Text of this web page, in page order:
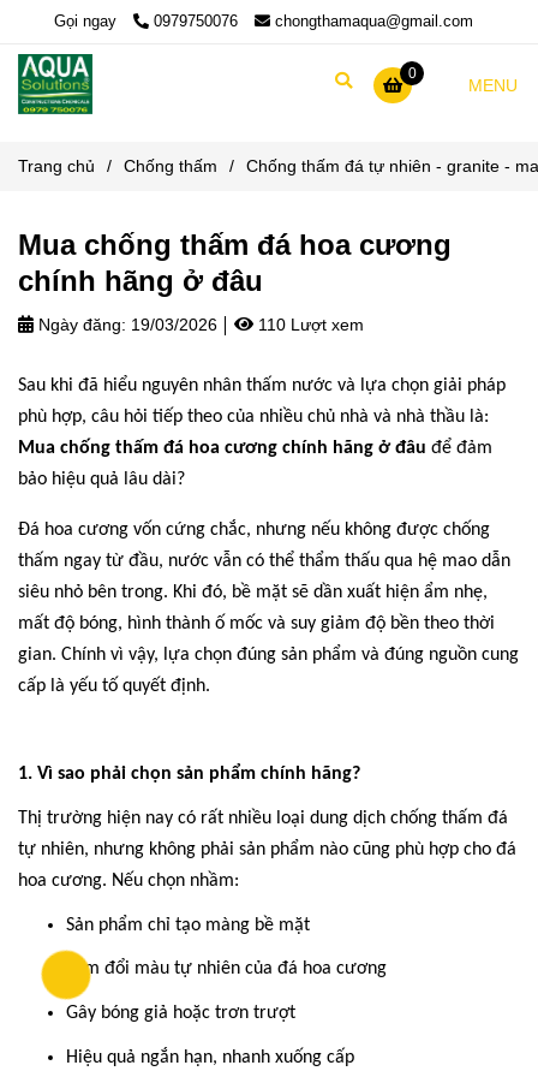
Gọi ngay 0979750076 chongthamaqua@gmail.com
0
MENU
Trang chủ / Chống thấm / Chống thấm đá tự nhiên - granite -
Mua chống thấm đá hoa cương
chính hãng ở đâu
Ngày đăng: 19/03/2026 110 Lượt xem
Sau khi đã hiểu nguyên nhân thấm nước và lựa chọn giải pháp
phù hợp, câu hỏi tiếp theo của nhiều chủ nhà và nhà thầu là:
Mua chống thấm đá hoa cương chính hãng ở đâu để đảm
bảo hiệu quả lâu dài?
Đá hoa cương vốn cứng chắc, nhưng nếu không được chống
thấm ngay từ đầu, nước vẫn có thể thẩm thấu qua hệ mao dẫn
siêu nhỏ bên trong. Khi đó, bề mặt sẽ dần xuất hiện ẩm nhẹ,
mất độ bóng, hình thành ố mốc và suy giảm độ bền theo thời
gian. Chính vì vậy, lựa chọn đúng sản phẩm và đúng nguồn cung
cấp là yếu tố quyết định.
1. Vì sao phải chọn sản phẩm chính hãng?
Thị trường hiện nay có rất nhiều loại dung dịch chống thấm đá
tự nhiên, nhưng không phải sản phẩm nào cũng phù hợp cho đá
hoa cương. Nếu chọn nhầm:
Sản phẩm chỉ tạo màng bề mặt
Làm đổi màu tự nhiên của đá hoa cương
Gây bóng giả hoặc trơn trượt
Hiệu quả ngắn hạn, nhanh xuống cấp